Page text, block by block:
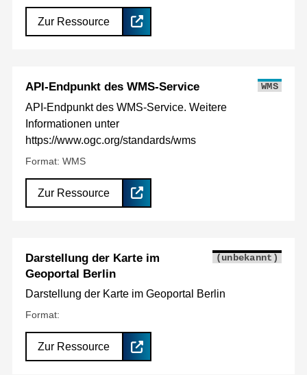
Zur Ressource
API-Endpunkt des WMS-Service WMS
API-Endpunkt des WMS-Service. Weitere
Informationen unter
https://www.ogc.org/standards/wms
Format: WMS
Zur Ressource
Darstellung der Karte im
Geoportal Berlin
(unbekannt)
Darstellung der Karte im Geoportal Berlin
Format:
Zur Ressource